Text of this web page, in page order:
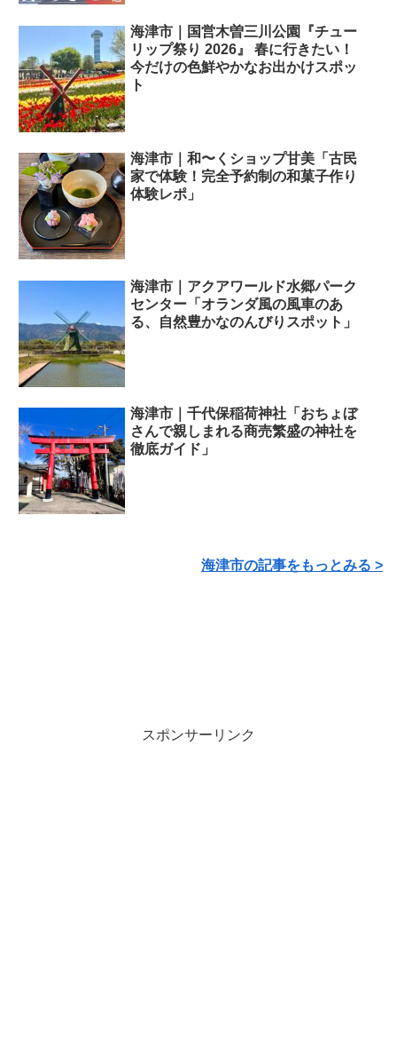
海津市｜国営木曽三川公園『チュー
リップ祭り 2026』 春に行きたい！
今だけの色鮮やかなお出かけスポッ
ト
海津市｜和〜くショップ甘美「古民
家で体験！完全予約制の和菓子作り
体験レポ」
海津市｜アクアワールド水郷パーク
センター「オランダ風の風車のあ
る、自然豊かなのんびりスポット」
海津市｜千代保稲荷神社「おちょぼ
さんで親しまれる商売繁盛の神社を
徹底ガイド」
海津市の記事をもっとみる >
スポンサーリンク